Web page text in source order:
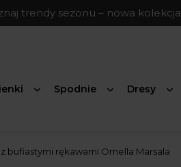
trendy sezonu – nowa kolekcja
Spodnie Dresy
bufiastymi rękawami Ornella Marsala